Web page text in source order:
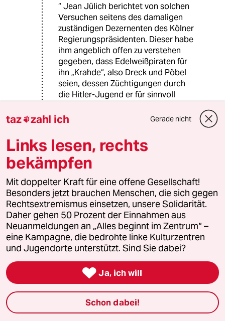
“ Jean Jülich berichtet von solchen
Versuchen seitens des damaligen
zuständigen Dezernenten des Kölner
Regierungspräsidenten. Dieser habe
ihm angeblich offen zu verstehen
gegeben, dass Edelweißpiraten für
ihn „Krahde“, also Dreck und Pöbel
seien, dessen Züchtigungen durch
die Hitler-Jugend er für sinnvoll
de.m.wikipedia.org...%C3%9Fpiraten.
filetimestamp=20131025134659&
&
de.m.wikipedia.org...C3%BClich_Koc
h.jpg
& Däh!
“ Als 1978 Monitor über die
Nichtanerkennung der Ehrenfelder
als politische Verfolgte berichtete,
ließ Regierungspräsident Franz-Josef
Antwerpes die Gerichtsurteile der
1950er Jahre überprüfen. Die Urteile
wurden erneut bestätigt.“
taz zahl ich Gerade nicht
Links lesen, rechts
bekämpfen
Mit doppelter Kraft für eine offene Gesellschaft!
Besonders jetzt brauchen Menschen, die sich gegen
Rechtsextremismus einsetzen, unsere Solidarität.
Daher gehen 50 Prozent der Einnahmen aus
Neuanmeldungen an „Alles beginnt im Zentrum“ –
eine Kampagne, die bedrohte linke Kulturzentren
und Jugendorte unterstützt. Sind Sie dabei?
 Ja, ich will
Schon dabei!